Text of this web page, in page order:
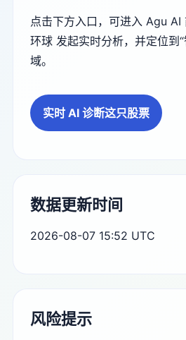
点击下方入口，可进入 Agu AI
环球 发起实时分析，并定位到
域。
实时 AI 诊断这只股票
数据更新时间
2026-08-07 15:52 UTC
风险提示